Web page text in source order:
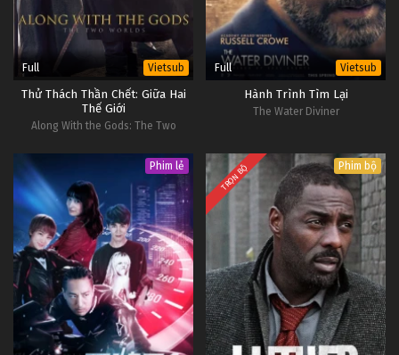
Full Vietsub
Thử Thách Thần Chết: Giữa Hai
Thế Giới
Along With the Gods: The Two
Full Vietsub
Hành Trình Tìm Lại
The Water Diviner
Phim lẻ TRỌN BỘ Phim bộ